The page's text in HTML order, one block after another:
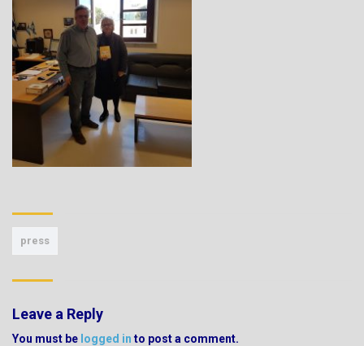
press
Leave a Reply
You must be logged in to post a comment.